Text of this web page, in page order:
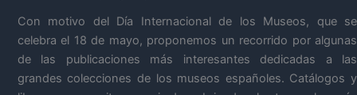
Con motivo del Día Internacional de los Museos, que se
celebra el 18 de mayo, proponemos un recorrido por algunas
de las publicaciones más interesantes dedicadas a las
grandes colecciones de los museos españoles. Catálogos y